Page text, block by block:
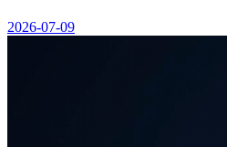
2026-07-09